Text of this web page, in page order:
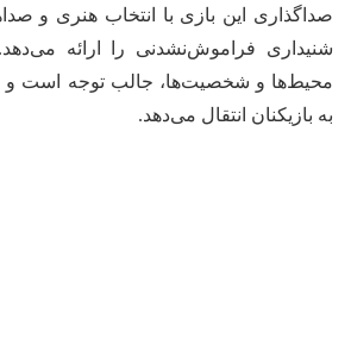
صداگذاری این بازی با انتخاب هنری و
شنیداری فراموش‌نشدنی را ارائه
محیط‌ها و شخصیت‌ها، جالب توجه است و
به بازیکنان انتقال می‌دهد.